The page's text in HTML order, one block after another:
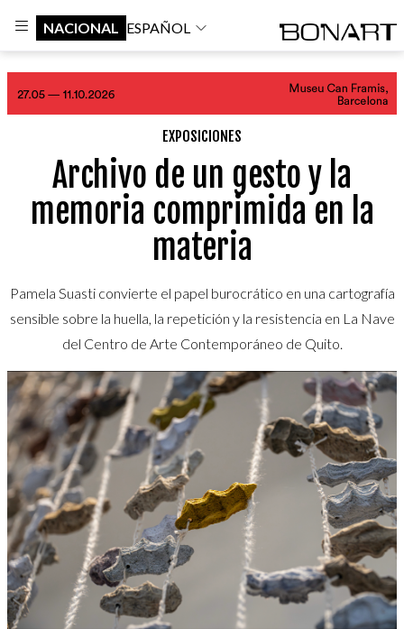
NACIONAL ESPAÑOL
EXPOSICIONES
Archivo de un gesto y la
memoria comprimida en la
materia
Pamela Suasti convierte el papel burocrático en una cartografía
sensible sobre la huella, la repetición y la resistencia en La Nave
del Centro de Arte Contemporáneo de Quito.